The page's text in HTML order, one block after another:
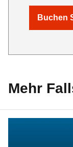
Buchen
Mehr